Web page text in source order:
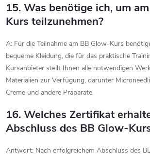
15. Was benötige ich, um
Kurs teilzunehmen?
A: Für die Teilnahme am BB Glow-Kurs
bequeme Kleidung, die für das praktische
Kursanbieter stellt Ihnen alle notwendigen
Materialien zur Verfügung, darunter
Creme und andere Präparate.
16. Welches Zertifikat
Abschluss des BB Glow-
Antwort: Nach erfolgreichem Abschluss des